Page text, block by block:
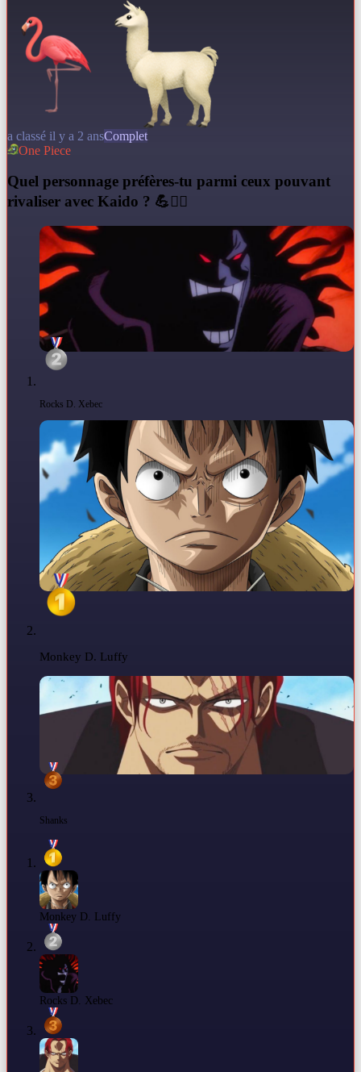
a classé il y a 2 ansComplet
One Piece
Quel personnage préfères-tu parmi ceux pouvant
rivaliser avec Kaido ? 💪🏴‍☠️
Rocks D. Xebec
Monkey D. Luffy
Shanks
Monkey D. Luffy
Rocks D. Xebec